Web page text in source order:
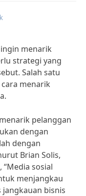
menarik
strategi yang
Salah satu
menarik
pelanggan
dengan
dengan
Brian Solis,
sosial
menjangkau
bisnis